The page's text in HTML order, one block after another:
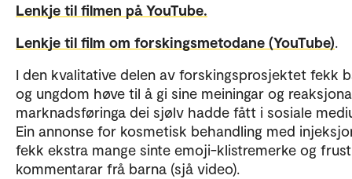
Lenkje til filmen på YouTube.
Lenkje til film om forskingsmetodane (YouTube).
I den kvalitative delen av forskingsprosjektet fekk
og ungdom høve til å gi sine meiningar og
marknadsføringa dei sjølv hadde fått i sosiale
Ein annonse for kosmetisk behandling med
fekk ekstra mange sinte emoji-klistremerke og
kommentarar frå barna (sjå video).